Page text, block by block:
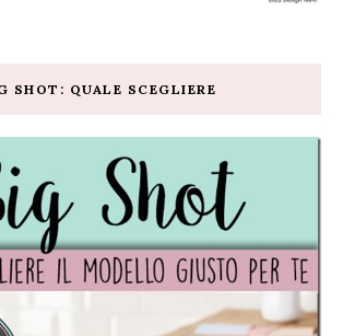
SHOT: QUALE SCEGLIERE